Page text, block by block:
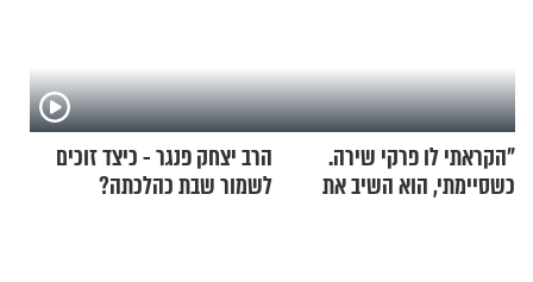
"הקראתי לו פרקי שירה.
כשסיימתי, הוא השיב את
הרב יצחק פנגר - כיצד זוכים
לשמור שבת כהלכתה?